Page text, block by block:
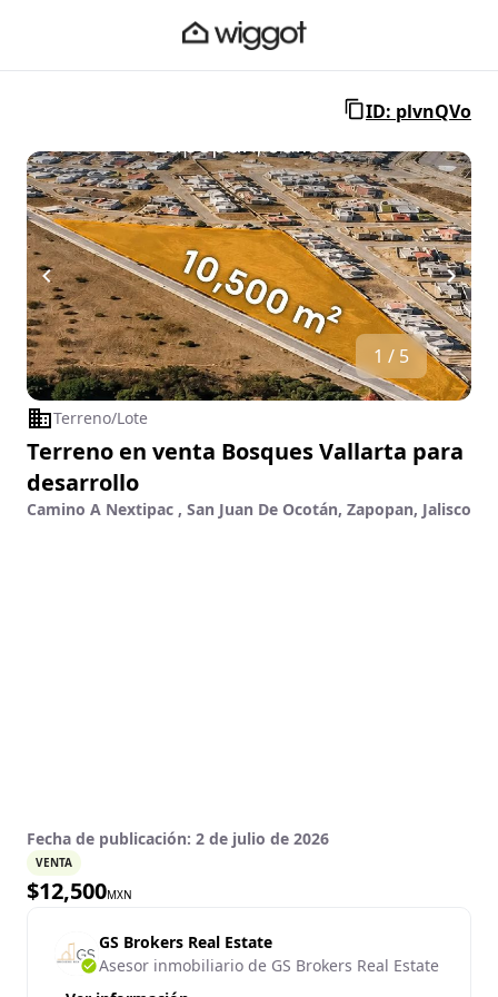
ID: plvnQVo
1 / 5
Terreno/Lote
Terreno en venta Bosques Vallarta para
desarrollo
Camino A Nextipac , San Juan De Ocotán, Zapopan, Jalisco
Fecha de publicación: 2 de julio de 2026
VENTA
$12,500MXN
GS Brokers Real Estate
Asesor inmobiliario de GS Brokers Real Estate